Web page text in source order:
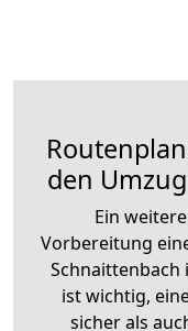
den
Ein
Vorbereitung
Schnaittenbach
ist wichtig,
sicher als